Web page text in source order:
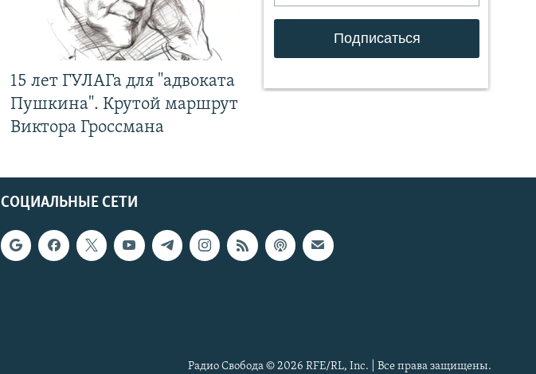
15 лет ГУЛАГа для "адвоката
Пушкина". Крутой маршрут
Виктора Гроссмана
СОЦИАЛЬНЫЕ СЕТИ
Радио Свобода © 2026 RFE/RL, Inc. | Все права защищены.